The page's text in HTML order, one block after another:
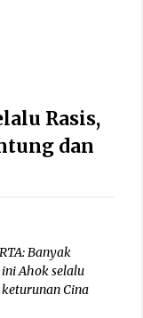
Rasis,
dan
Banyak
Ahok selalu
Cina